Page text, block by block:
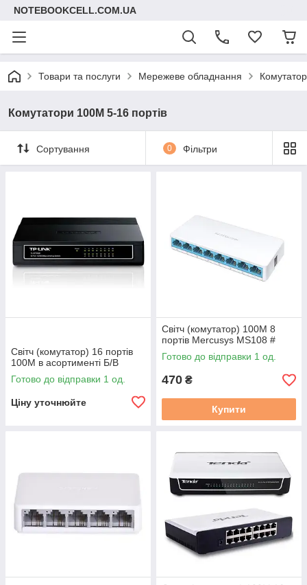
NOTEBOOKCELL.COM.UA
Товари та послуги Мережеве обладнання
Комутатори 100M 5-16 портів
Сортування 0 Фільтри
Світч (комутатор) 16 портів
100M в асортименті Б/В
Готово до відправки 1 од.
Ціну уточнюйте
Світч (комутатор) 100M 8
портів Mercusys MS108 #
Готово до відправки 1 од.
470 ₴
Купити